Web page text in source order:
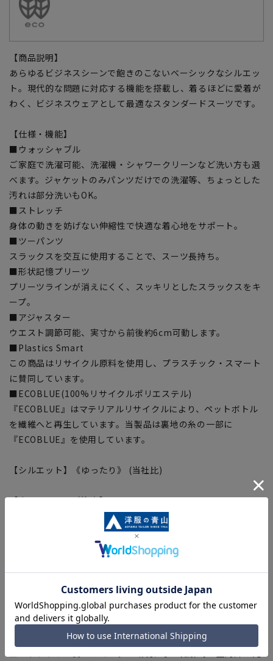
【商品説明】
あらゆるビジネスシーンで飽きのこないベーシックなシルエッ
ト。現代的な問題に対応する機能を搭載し、着るほどに愛着が
わく、ビジネスウェアとして最適なスタンダードスーツです。
【仕様・機能】
■ウォッシャブル
ご家庭で洗濯可能、洗濯機・シャワークリーンなど洗い方も選
べます。ジャケットのみパンツだけでの洗濯等、ちょっとした
汚れは部分洗いもOK。
■ストレッチ
身体の動きを妨げない伸縮性で快適な着心地をサポート。
■ツーパンツ
スラックスを交互に使用することで、スーツ長持ち。
■形状記憶プリーツ
プリーツラインが消えにくく、スッキリとしたスラックスをキ
ープ。
■アジャスター
ウエスト調節可能、実寸から前後約6cm可動します。
■Plastics Smart
この商品はリサイクル原料を使用し、プラスチック・スマート
に賛同しています。
■ECOBLUE(100%リサイクルポリエステル)
『ECOBLUE』はマテリアルリサイクルにより、ペットボトル
を繊維へと再生しています。当製品は裏地の糸の一部に
『ECOBLUE』を使用しています。
【シルエット】《ゆったり》 (当社比)
【商品に関するご注意】
■商品画像はサンプルのため、色味やサイズ等の仕様に変更が
ある場合がございますので、予めご了承ください。
■ゆとり感には個人差があります。サイズ表を確認の上、ご購
入の目安としてご利用ください。
■生地や仕様・デザインにより、着用感や実際のサイズ表に若
干の誤差が生じる場合がございます。予めご了承ください。
■サイズスペックは仕上がりサイズを記載しております。一
部、商品現物におすすめサイズ(ヌードサイズ)を記載している
商品もございます。